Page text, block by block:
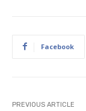
Facebook
PREVIOUS ARTICLE